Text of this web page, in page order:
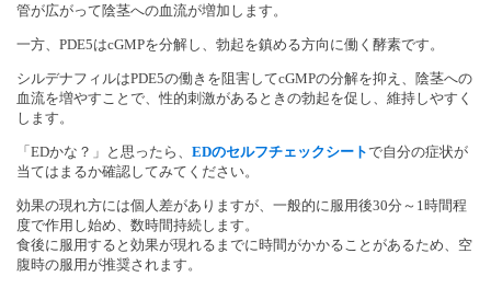
管が広がって陰茎への血流が増加します。
一方、PDE5はcGMPを分解し、勃起を鎮める方向に働く酵素です。
シルデナフィルはPDE5の働きを阻害してcGMPの分解を抑え、陰茎への
血流を増やすことで、性的刺激があるときの勃起を促し、維持しやすく
します。
「EDかな？」と思ったら、 EDのセルフチェックシートで自分の症状が
当てはまるか確認してみてください。
効果の現れ方には個人差がありますが、一般的に服用後30分～1時間程
度で作用し始め、数時間持続します。
食後に服用すると効果が現れるまでに時間がかかることがあるため、空
腹時の服用が推奨されます。